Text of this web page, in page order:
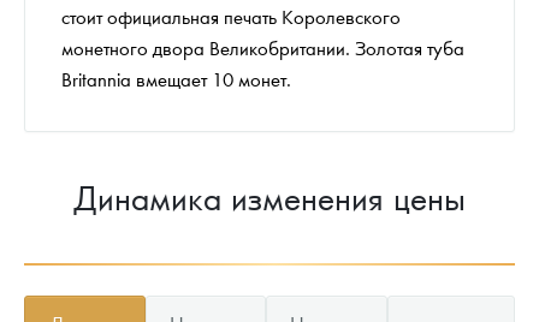
стоит официальная печать Королевского
монетного двора Великобритании. Золотая туба
Britannia вмещает 10 монет.
Динамика изменения цены